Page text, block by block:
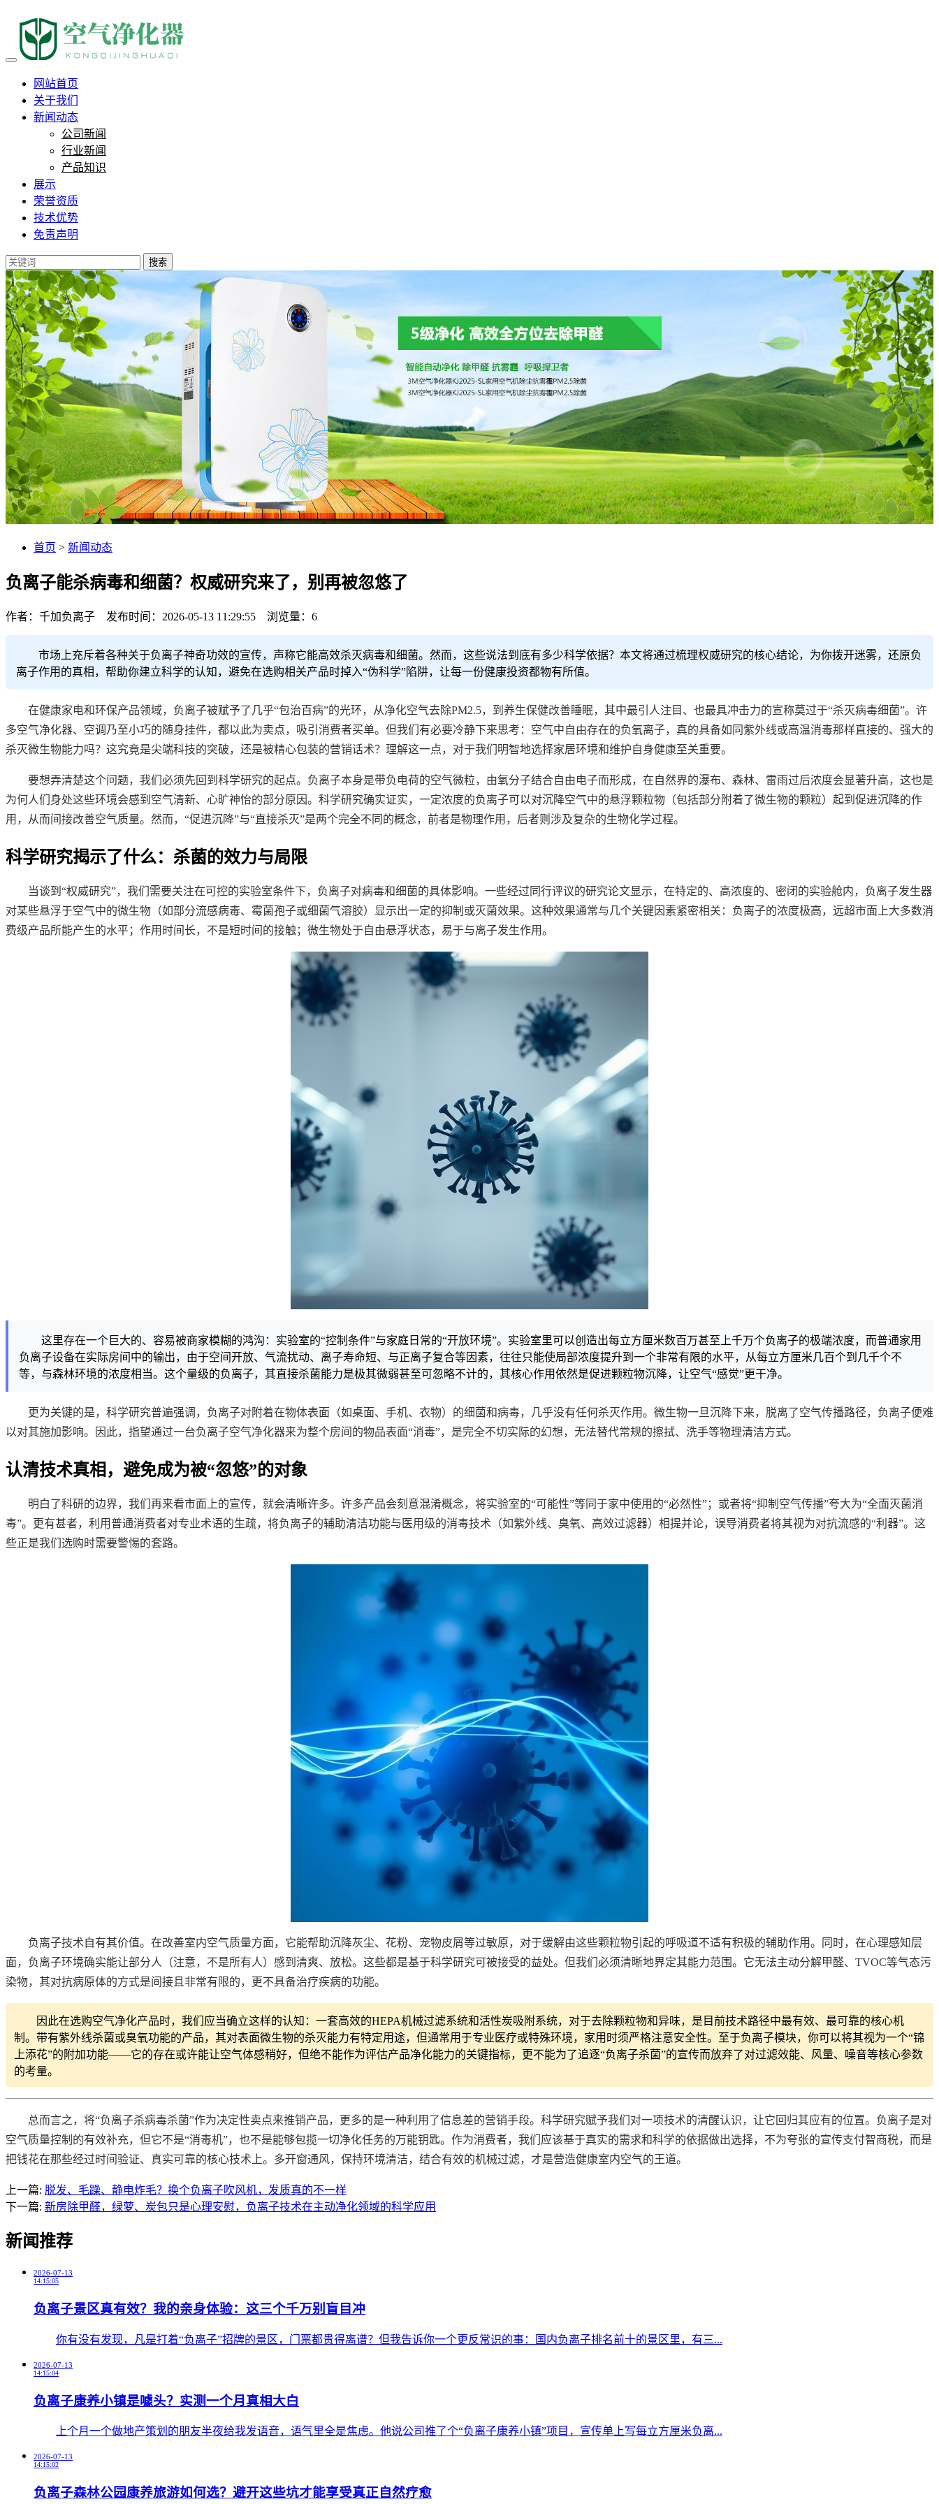
负离子能杀病毒和细菌？权威研究来了，别再被忽悠了
网站首页
关于我们
新闻动态
公司新闻
行业新闻
产品知识
展示
荣誉资质
技术优势
免责声明
搜索
首页 > 新闻动态
负离子能杀病毒和细菌？权威研究来了，别再被忽悠了
作者：千加负离子 发布时间：2026-05-13 11:29:55 浏览量： 6
市场上充斥着各种关于负离子神奇功效的宣传，声称它能高效杀灭病毒和细菌。然而，这些说法到底有多少科学依据？本文将通过梳理权威研究的核心结论，为你拨开迷雾，还原负
离子作用的真相，帮助你建立科学的认知，避免在选购相关产品时掉入“伪科学”陷阱，让每一份健康投资都物有所值。
在健康家电和环保产品领域，负离子被赋予了几乎“包治百病”的光环，从净化空气去除PM2.5，到养生保健改善睡眠，其中最引人注目、也最具冲击力的宣称莫过于“杀灭病毒细菌”。许
多空气净化器、空调乃至小巧的随身挂件，都以此为卖点，吸引消费者买单。但我们有必要冷静下来思考：空气中自由存在的负氧离子，真的具备如同紫外线或高温消毒那样直接的、强大的
杀灭微生物能力吗？这究竟是尖端科技的突破，还是被精心包装的营销话术？理解这一点，对于我们明智地选择家居环境和维护自身健康至关重要。
要想弄清楚这个问题，我们必须先回到科学研究的起点。负离子本身是带负电荷的空气微粒，由氧分子结合自由电子而形成，在自然界的瀑布、森林、雷雨过后浓度会显著升高，这也是
为何人们身处这些环境会感到空气清新、心旷神怡的部分原因。科学研究确实证实，一定浓度的负离子可以对沉降空气中的悬浮颗粒物（包括部分附着了微生物的颗粒）起到促进沉降的作
用，从而间接改善空气质量。然而，“促进沉降”与“直接杀灭”是两个完全不同的概念，前者是物理作用，后者则涉及复杂的生物化学过程。
科学研究揭示了什么：杀菌的效力与局限
当谈到“权威研究”，我们需要关注在可控的实验室条件下，负离子对病毒和细菌的具体影响。一些经过同行评议的研究论文显示，在特定的、高浓度的、密闭的实验舱内，负离子发生器
对某些悬浮于空气中的微生物（如部分流感病毒、霉菌孢子或细菌气溶胶）显示出一定的抑制或灭菌效果。这种效果通常与几个关键因素紧密相关：负离子的浓度极高，远超市面上大多数消
费级产品所能产生的水平；作用时间长，不是短时间的接触；微生物处于自由悬浮状态，易于与离子发生作用。
这里存在一个巨大的、容易被商家模糊的鸿沟：实验室的“控制条件”与家庭日常的“开放环境”。实验室里可以创造出每立方厘米数百万甚至上千万个负离子的极端浓度，而普通家用
负离子设备在实际房间中的输出，由于空间开放、气流扰动、离子寿命短、与正离子复合等因素，往往只能使局部浓度提升到一个非常有限的水平，从每立方厘米几百个到几千个不
等，与森林环境的浓度相当。这个量级的负离子，其直接杀菌能力是极其微弱甚至可忽略不计的，其核心作用依然是促进颗粒物沉降，让空气“感觉”更干净。
更为关键的是，科学研究普遍强调，负离子对附着在物体表面（如桌面、手机、衣物）的细菌和病毒，几乎没有任何杀灭作用。微生物一旦沉降下来，脱离了空气传播路径，负离子便难
以对其施加影响。因此，指望通过一台负离子空气净化器来为整个房间的物品表面“消毒”，是完全不切实际的幻想，无法替代常规的擦拭、洗手等物理清洁方式。
认清技术真相，避免成为被“忽悠”的对象
明白了科研的边界，我们再来看市面上的宣传，就会清晰许多。许多产品会刻意混淆概念，将实验室的“可能性”等同于家中使用的“必然性”；或者将“抑制空气传播”夸大为“全面灭菌消
毒”。更有甚者，利用普通消费者对专业术语的生疏，将负离子的辅助清洁功能与医用级的消毒技术（如紫外线、臭氧、高效过滤器）相提并论，误导消费者将其视为对抗流感的“利器”。这
些正是我们选购时需要警惕的套路。
负离子技术自有其价值。在改善室内空气质量方面，它能帮助沉降灰尘、花粉、宠物皮屑等过敏原，对于缓解由这些颗粒物引起的呼吸道不适有积极的辅助作用。同时，在心理感知层
面，负离子环境确实能让部分人（注意，不是所有人）感到清爽、放松。这些都是基于科学研究可被接受的益处。但我们必须清晰地界定其能力范围。它无法主动分解甲醛、TVOC等气态污
染物，其对抗病原体的方式是间接且非常有限的，更不具备治疗疾病的功能。
因此在选购空气净化产品时，我们应当确立这样的认知：一套高效的HEPA机械过滤系统和活性炭吸附系统，对于去除颗粒物和异味，是目前技术路径中最有效、最可靠的核心机
制。带有紫外线杀菌或臭氧功能的产品，其对表面微生物的杀灭能力有特定用途，但通常用于专业医疗或特殊环境，家用时须严格注意安全性。至于负离子模块，你可以将其视为一个“锦
上添花”的附加功能——它的存在或许能让空气体感稍好，但绝不能作为评估产品净化能力的关键指标，更不能为了追逐“负离子杀菌”的宣传而放弃了对过滤效能、风量、噪音等核心参数
的考量。
总而言之，将“负离子杀病毒杀菌”作为决定性卖点来推销产品，更多的是一种利用了信息差的营销手段。科学研究赋予我们对一项技术的清醒认识，让它回归其应有的位置。负离子是对
空气质量控制的有效补充，但它不是“消毒机”，也不是能够包揽一切净化任务的万能钥匙。作为消费者，我们应该基于真实的需求和科学的依据做出选择，不为夸张的宣传支付智商税，而是
把钱花在那些经过时间验证、真实可靠的核心技术上。多开窗通风，保持环境清洁，结合有效的机械过滤，才是营造健康室内空气的王道。
上一篇: 脱发、毛躁、静电炸毛？换个负离子吹风机，发质真的不一样
下一篇: 新房除甲醛，绿萝、炭包只是心理安慰，负离子技术在主动净化领域的科学应用
新闻推荐
2026-07-13
14:15:05
负离子景区真有效？我的亲身体验：这三个千万别盲目冲
​你有没有发现，凡是打着“负离子”招牌的景区，门票都贵得离谱？但我告诉你一个更反常识的事：国内负离子排名前十的景区里，有三...
2026-07-13
14:15:04
负离子康养小镇是噱头？实测一个月真相大白
​上个月一个做地产策划的朋友半夜给我发语音，语气里全是焦虑。他说公司推了个“负离子康养小镇”项目，宣传单上写每立方厘米负离...
2026-07-13
14:15:02
负离子森林公园康养旅游如何选？避开这些坑才能享受真正自然疗愈